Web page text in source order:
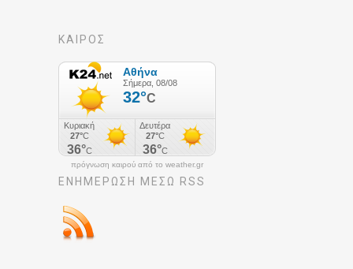
ΚΑΙΡΟΣ
πρόγνωση καιρού από το weather.gr
ΕΝΗΜΈΡΩΣΉ ΜΕΣΩ RSS